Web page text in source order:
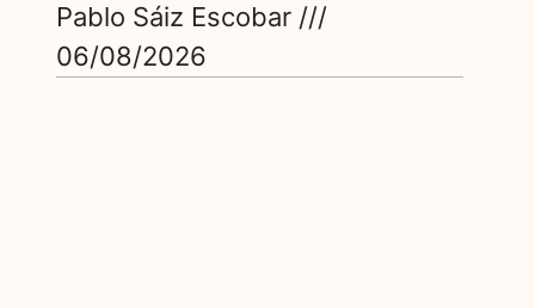
Pablo Sáiz Escobar
06/08/2026